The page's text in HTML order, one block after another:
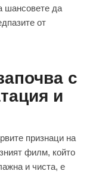
шансовете да
от
с
и
признаци на
филм, който
и чиста, е